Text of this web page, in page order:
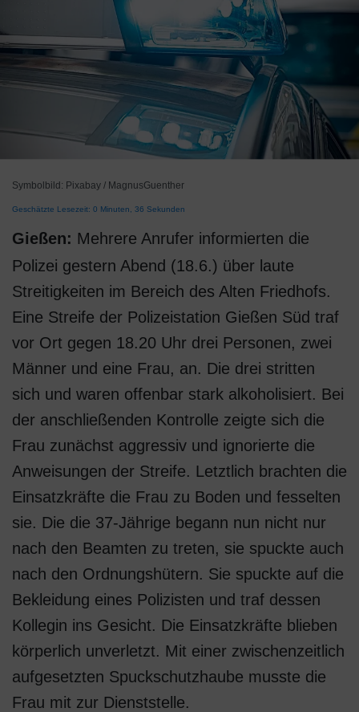
Symbolbild: Pixabay / MagnusGuenther
Geschätzte Lesezeit: 0 Minuten, 36 Sekunden
Gießen: Mehrere Anrufer informierten die
Polizei gestern Abend (18.6.) über laute
Streitigkeiten im Bereich des Alten Friedhofs.
Eine Streife der Polizeistation Gießen Süd traf
vor Ort gegen 18.20 Uhr drei Personen, zwei
Männer und eine Frau, an. Die drei stritten
sich und waren offenbar stark alkoholisiert. Bei
der anschließenden Kontrolle zeigte sich die
Frau zunächst aggressiv und ignorierte die
Anweisungen der Streife. Letztlich brachten die
Einsatzkräfte die Frau zu Boden und fesselten
sie. Die die 37-Jährige begann nun nicht nur
nach den Beamten zu treten, sie spuckte auch
nach den Ordnungshütern. Sie spuckte auf die
Bekleidung eines Polizisten und traf dessen
Kollegin ins Gesicht. Die Einsatzkräfte blieben
körperlich unverletzt. Mit einer zwischenzeitlich
aufgesetzten Spuckschutzhaube musste die
Frau mit zur Dienststelle.